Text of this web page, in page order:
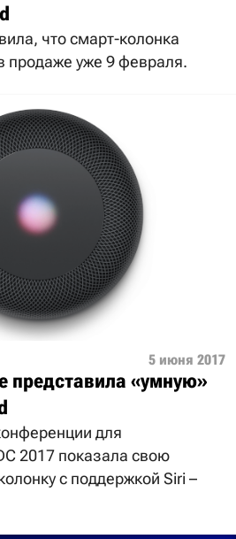
что смарт-колонка
продаже уже 9 февраля.
5 июня 2017
представила «умную»
для
2017 показала свою
с поддержкой Siri –